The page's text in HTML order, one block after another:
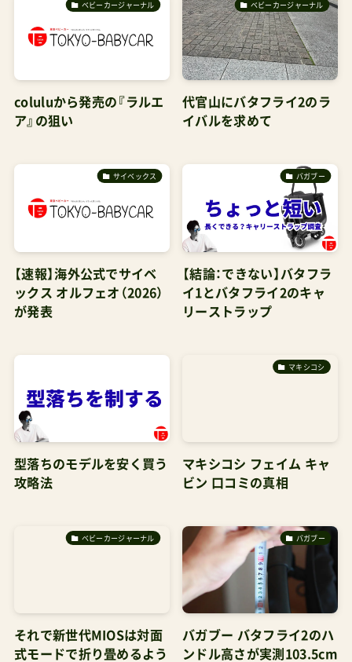
ベビーカージャーナル
coluluから発売の『ラルエ
ア』の狙い
ベビーカージャーナル
代官山にバタフライ2のラ
イバルを求めて
サイベックス
【速報】海外公式でサイベ
ックス オルフェオ（2026）
が発表
バガブー
【結論：できない】バタフラ
イ1とバタフライ2のキャ
リーストラップ
型落ちのモデルを安く買う
攻略法
マキシコシ
マキシコシ フェイム キャ
ビン 口コミの真相
ベビーカージャーナル
それで新世代MIOSは対面
式モードで折り畳めるよう
バガブー
バガブー バタフライ2のハ
ンドル高さが実測103.5cm